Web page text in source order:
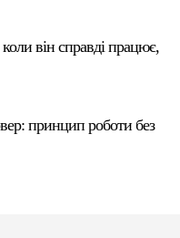
він справді працює,
принцип роботи без